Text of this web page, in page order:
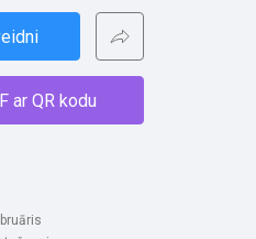
ar QR kodu